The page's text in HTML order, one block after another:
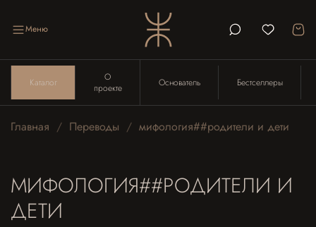
Меню
Каталог
О
проекте
Основатель Бестселлеры
Главная Переводы мифология##родители и дети
МИФОЛОГИЯ##РОДИТЕЛИ И
ДЕТИ